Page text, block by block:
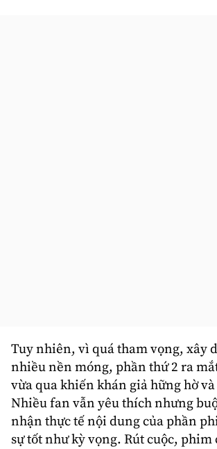
Tuy nhiên, vì quá tham vọng, xây
nhiều nền móng, phần thứ 2 ra
vừa qua khiến khán giả hững hờ
Nhiều fan vẫn yêu thích nhưng
nhận thực tế nội dung của phần
sự tốt như kỳ vọng. Rút cuộc, phim